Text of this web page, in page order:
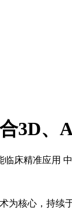
3D、
床精准应用
为核心，持续